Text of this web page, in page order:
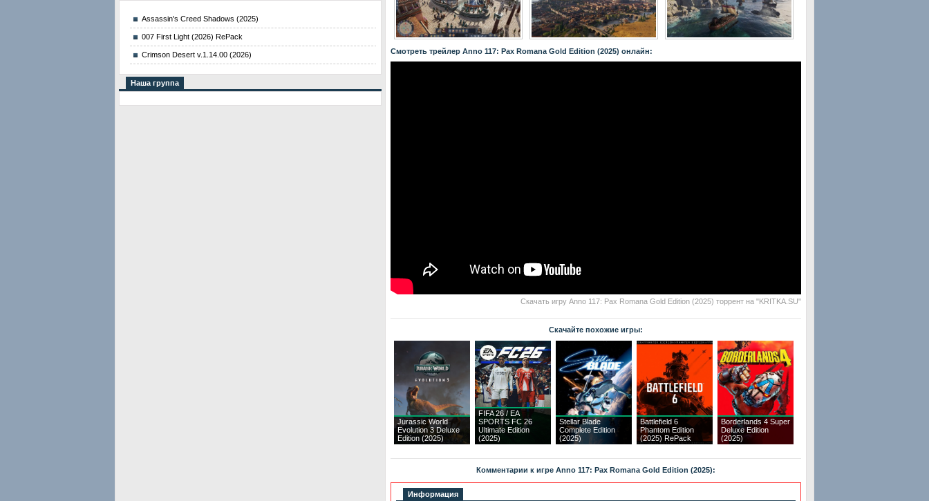
Assassin's Creed Shadows (2025)
007 First Light (2026) RePack
Crimson Desert v.1.14.00 (2026)
Наша группа
Смотреть трейлер Anno 117: Pax Romana Gold Edition (2025) онлайн:
Скачать игру Anno 117: Pax Romana Gold Edition (2025) торрент на "KRITKA.SU"
Скачайте похожие игры:
Jurassic World
Evolution 3 Deluxe
Edition (2025)
FIFA 26 / EA
SPORTS FC 26
Ultimate Edition
(2025)
Stellar Blade
Complete Edition
(2025)
Battlefield 6
Phantom Edition
(2025) RePack
Borderlands 4 Super
Deluxe Edition
(2025)
Комментарии к игре Anno 117: Pax Romana Gold Edition (2025):
Информация